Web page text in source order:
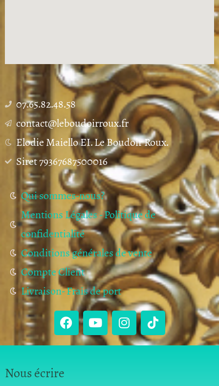
07.65.82.48.58
contact@leboudoirroux.fr
Elodie Maiello EI. Le Boudoir Roux.
Siret 79367687500016
Qui sommes-nous?
Mentions Légales - Politique de
confidentialité
Conditions générales de vente
Compte Client
Livraison- Frais de port
Nous écrire